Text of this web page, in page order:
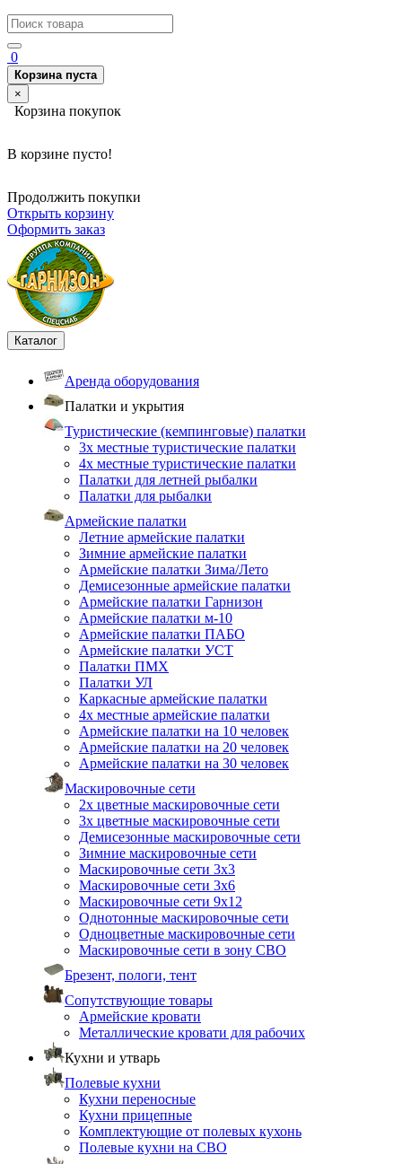
0
Корзина пуста
×
Корзина покупок
В корзине пусто!
Продолжить покупки
Открыть корзину
Оформить заказ
Каталог
Аренда оборудования
Палатки и укрытия
Туристические (кемпинговые) палатки
3х местные туристические палатки
4х местные туристические палатки
Палатки для летней рыбалки
Палатки для рыбалки
Армейские палатки
Летние армейские палатки
Зимние армейские палатки
Армейские палатки Зима/Лето
Демисезонные армейские палатки
Армейские палатки Гарнизон
Армейские палатки м-10
Армейские палатки ПАБО
Армейские палатки УСТ
Палатки ПМХ
Палатки УЛ
Каркасные армейские палатки
4х местные армейские палатки
Армейские палатки на 10 человек
Армейские палатки на 20 человек
Армейские палатки на 30 человек
Маскировочные сети
2х цветные маскировочные сети
3х цветные маскировочные сети
Демисезонные маскировочные сети
Зимние маскировочные сети
Маскировочные сети 3х3
Маскировочные сети 3х6
Маскировочные сети 9х12
Однотонные маскировочные сети
Одноцветные маскировочные сети
Маскировочные сети в зону СВО
Брезент, пологи, тент
Сопутствующие товары
Армейские кровати
Металлические кровати для рабочих
Кухни и утварь
Полевые кухни
Кухни переносные
Кухни прицепные
Комплектующие от полевых кухонь
Полевые кухни на СВО